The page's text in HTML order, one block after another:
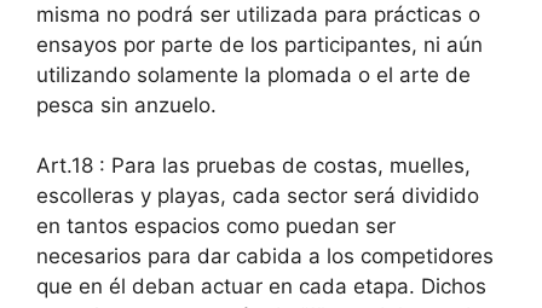
misma no podrá ser utilizada para prácticas o
ensayos por parte de los participantes, ni aún
utilizando solamente la plomada o el arte de
pesca sin anzuelo.
Art.18 : Para las pruebas de costas, muelles,
escolleras y playas, cada sector será dividido
en tantos espacios como puedan ser
necesarios para dar cabida a los competidores
que en él deban actuar en cada etapa. Dichos